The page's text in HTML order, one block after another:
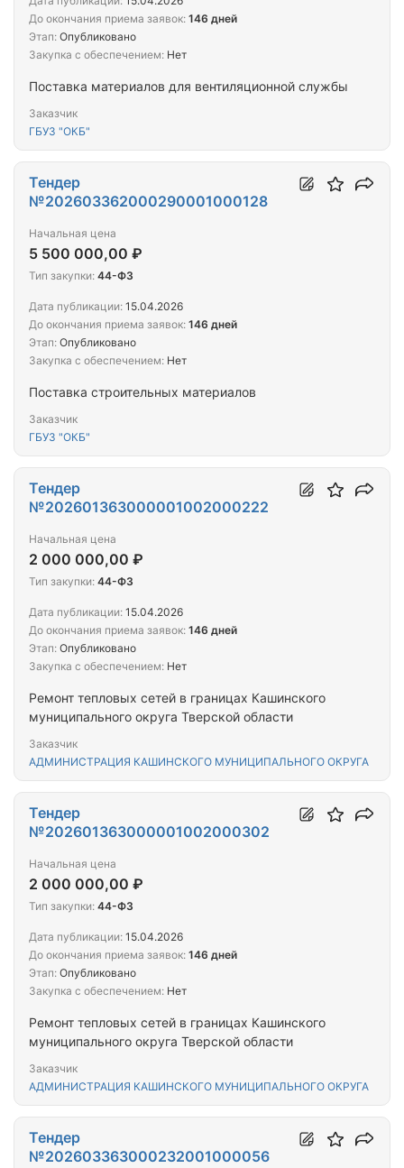
Поставка материалов для вентиляционной службы
Заказчик
ГБУЗ "ОКБ"
До окончания приема заявок: 146 дней
Этап: Опубликовано
Закупка с обеспечением: Нет
Поставка строительных материалов
Заказчик
ГБУЗ "ОКБ"
Тендер
№202603362000290001000128
Начальная цена
5 500 000,00 ₽
Тип закупки: 44-ФЗ
Дата публикации: 15.04.2026
До окончания приема заявок: 146 дней
Этап: Опубликовано
Закупка с обеспечением: Нет
Ремонт тепловых сетей в границах Кашинского
муниципального округа Тверской области
Заказчик
АДМИНИСТРАЦИЯ КАШИНСКОГО МУНИЦИПАЛЬНОГО ОКРУГА
Тендер
№202601363000001002000222
Начальная цена
2 000 000,00 ₽
Тип закупки: 44-ФЗ
Дата публикации: 15.04.2026
До окончания приема заявок: 146 дней
Этап: Опубликовано
Закупка с обеспечением: Нет
Ремонт тепловых сетей в границах Кашинского
муниципального округа Тверской области
Заказчик
АДМИНИСТРАЦИЯ КАШИНСКОГО МУНИЦИПАЛЬНОГО ОКРУГА
Тендер
№202601363000001002000302
Начальная цена
2 000 000,00 ₽
Тип закупки: 44-ФЗ
Дата публикации: 15.04.2026
До окончания приема заявок: 146 дней
Этап: Опубликовано
Закупка с обеспечением: Нет
Тендер
№202603363000232001000056